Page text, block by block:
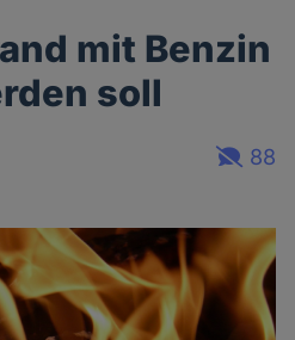
mit Benzin
soll
88